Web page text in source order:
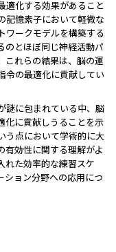
適化する効果があること
記憶素子において軽微な
ワークモデルを構築する
のとほぼ同じ神経活動パ
これらの結果は、脳の運
令の最適化に貢献してい
謎に包まれている中、脳
化に貢献しうることを示
う点において学術的に大
有効性に関する理解がよ
れた効率的な練習スケ
ション分野への応用につ